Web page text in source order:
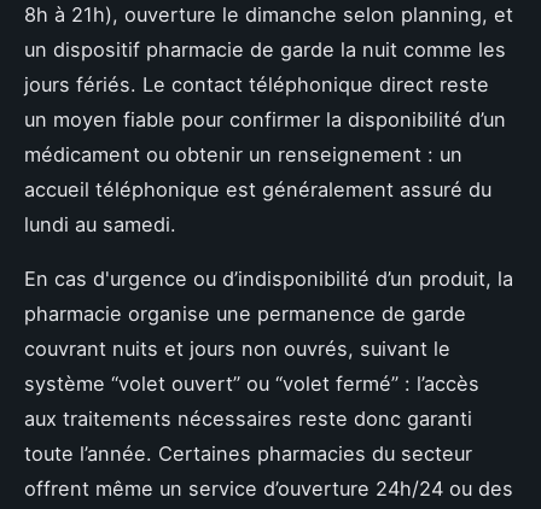
8h à 21h), ouverture le dimanche selon planning, et
un dispositif pharmacie de garde la nuit comme les
jours fériés. Le contact téléphonique direct reste
un moyen fiable pour confirmer la disponibilité d’un
médicament ou obtenir un renseignement : un
accueil téléphonique est généralement assuré du
lundi au samedi.
En cas d'urgence ou d’indisponibilité d’un produit, la
pharmacie organise une permanence de garde
couvrant nuits et jours non ouvrés, suivant le
système “volet ouvert” ou “volet fermé” : l’accès
aux traitements nécessaires reste donc garanti
toute l’année. Certaines pharmacies du secteur
offrent même un service d’ouverture 24h/24 ou des